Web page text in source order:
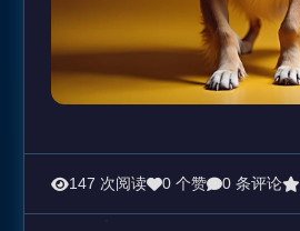
147 次阅读 0 个赞 0 条评论